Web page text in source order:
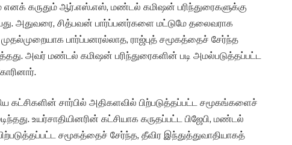
கருதும் ஆர்.எஸ்.எஸ், மண்டல் கமிஷன் பரிந்துரைகளுக்கு
அதுவரை, சித்பவன் பார்ப்பனர்களை மட்டுமே தலைவராக
பார்ப்பனரல்லாத, ராஜ்புத் சமூகத்தைச் சேர்ந்த
அவர் மண்டல் கமிஷன் பரிந்துரைகளின் படி அமல்படுத்தப்பட்ட
கட்சிகளின் சார்பில் அதிகளவில் பிற்படுத்தப்பட்ட சமூகங்களைச்
உயர்சாதியினரின் கட்சியாக கருதப்பட்ட பிஜேபி, மண்டல்
சமூகத்தைச் சேர்ந்த, தீவிர இந்துத்துவாதியாகத்